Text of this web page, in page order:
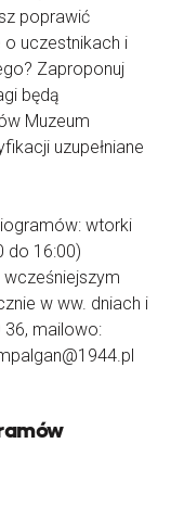
poprawić
uczestnikach i
Zaproponuj
będą
Muzeum
uzupełniane
wtorki
do 16:00)
w ww. dniach i
36, mailowo: